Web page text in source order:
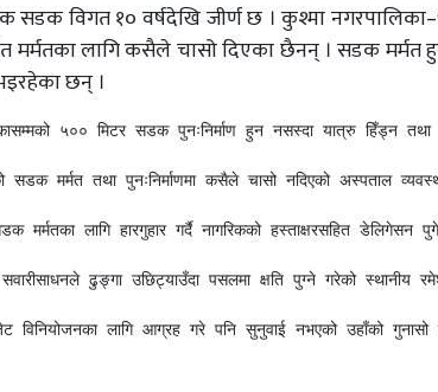
सडक विगत १० वर्षदेखि जीर्ण छ । कुश्मा
लागि कसैले चासो दिएका छैनन् । सडक मर्मत
छन् ।
५०० मिटर सडक पुनःनिर्माण हुन नसस्दा यात्रु हिँड्न
मर्मत तथा पुनःनिर्माणमा कसैले चासो नदिएको अस्पताल
लागि हारगुहार गर्दै नागरिकको हस्ताक्षरसहित डेलिगेसन
ढुङ्गा उछिट्याउँदा पसलमा क्षति पुग्ने गरेको
विनियोजनका लागि आग्रह गरे पनि सुनुवाई नभएको उहाँको